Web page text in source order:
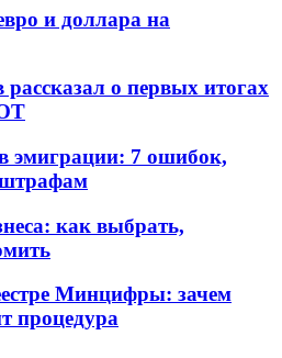
и доллара на
о первых итогах
эмиграции: 7 ошибок,
как выбрать,
Минцифры: зачем
процедура